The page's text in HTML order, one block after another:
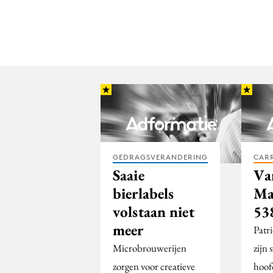
GEDRAGSVERANDERING
Saaie
bierlabels
volstaan niet
meer
Microbrouwerijen
zorgen voor creatieve
zijn